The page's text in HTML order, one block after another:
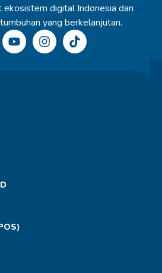
digital Indonesia dan
yang berkelanjutan.